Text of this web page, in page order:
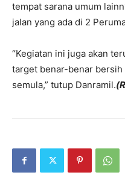
tempat sarana umum
jalan yang ada di 2
“Kegiatan ini juga akan
target benar-benar
semula,” tutup Danramil.